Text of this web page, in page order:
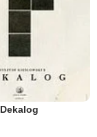
Dekalog